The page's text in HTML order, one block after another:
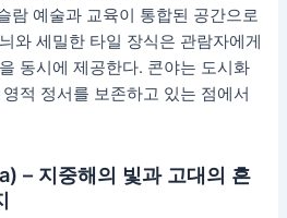
람 예술과 교육이 통합된 공간으로
와 세밀한 타일 장식은 관람자에게
동시에 제공한다. 콘야는 도시화
적 정서를 보존하고 있는 점에서
– 지중해의 빛과 고대의 흔